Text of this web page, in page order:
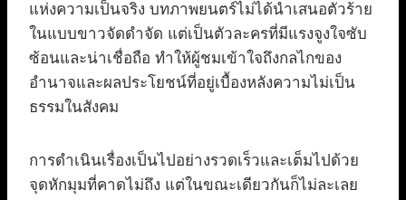
แห่งความเป็นจริง บทภาพยนตร์ไม่ได้นำเสนอตัวร้าย
ในแบบขาวจัดดำจัด แต่เป็นตัวละครที่มีแรงจูงใจซับ
ซ้อนและน่าเชื่อถือ ทำให้ผู้ชมเข้าใจถึงกลไกของ
อำนาจและผลประโยชน์ที่อยู่เบื้องหลังความไม่เป็น
ธรรมในสังคม
การดำเนินเรื่องเป็นไปอย่างรวดเร็วและเต็มไปด้วย
จุดหักมุมที่คาดไม่ถึง แต่ในขณะเดียวกันก็ไม่ละเลย